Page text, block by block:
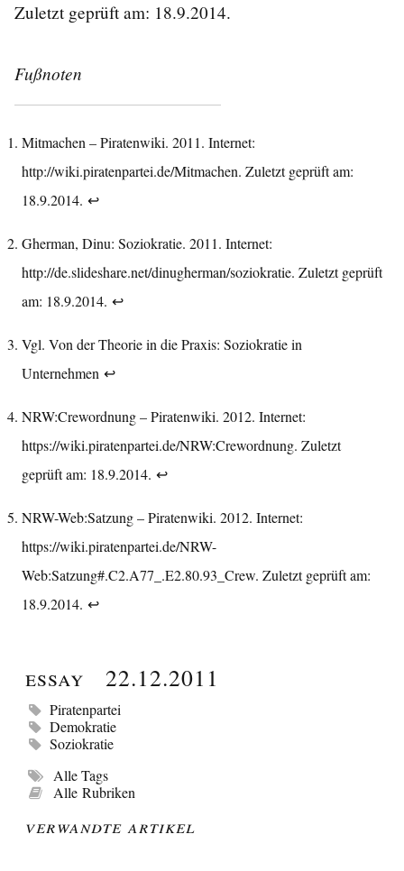
Zuletzt geprüft am: 18.9.2014.
Fußnoten
Mitmachen – Piratenwiki. 2011. Internet:
http://wiki.piratenpartei.de/Mitmachen. Zuletzt geprüft am:
18.9.2014. ↩︎
Gherman, Dinu: Soziokratie. 2011. Internet:
http://de.slideshare.net/dinugherman/soziokratie. Zuletzt geprüft
am: 18.9.2014. ↩︎
Vgl. Von der Theorie in die Praxis: Soziokratie in
Unternehmen ↩︎
NRW:Crewordnung – Piratenwiki. 2012. Internet:
https://wiki.piratenpartei.de/NRW:Crewordnung. Zuletzt
geprüft am: 18.9.2014. ↩︎
NRW-Web:Satzung – Piratenwiki. 2012. Internet:
https://wiki.piratenpartei.de/NRW-
Web:Satzung#.C2.A77_.E2.80.93_Crew. Zuletzt geprüft am:
18.9.2014. ↩︎
Essay 22.12.2011
Piratenpartei
Demokratie
Soziokratie
Alle Tags
Alle Rubriken
Verwandte Artikel